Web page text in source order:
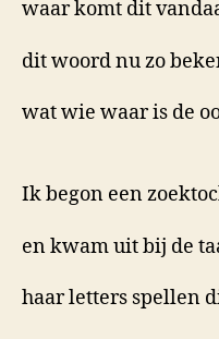
waar komt dit
dit woord nu zo
wat wie waar is de
Ik begon een
en kwam uit bij de
haar letters spellen